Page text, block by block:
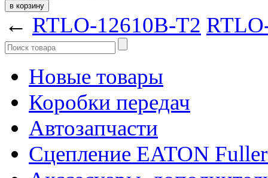
← RTLO-12610B-T2
Новые товары
Коробки передач
Автозапчасти
Сцепление EATON